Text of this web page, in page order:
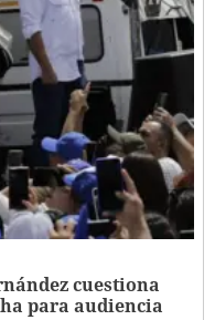
cuestiona
para audiencia